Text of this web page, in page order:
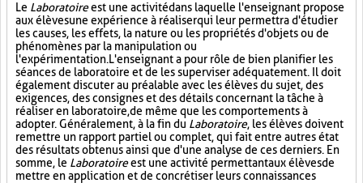
Le Laboratoireest une activité dans laquelle l'enseignant propose
aux élèves une expérience à réaliser qui leur permettra d'étudier
les causes, les effets, la nature ou les propriétés d'objets ou de
phénomènes par la manipulation ou
l'expérimentation. L'enseignant a pour rôle de bien planifier les
séances de laboratoire et de les superviser adéquatement. Il doit
également discuter au préalable avec les élèves du sujet, des
exigences, des consignes et des détails concernant la tâche à
réaliser en laboratoire, de même que les comportements à
adopter. Généralement, à la fin du Laboratoire, les élèves doivent
remettre un rapport partiel ou complet, qui fait entre autres état
des résultats obtenus ainsi que d'une analyse de ces derniers. En
somme, le Laboratoireest une activité permettant aux élèves de
mettre en application et de concrétiser leurs connaissances